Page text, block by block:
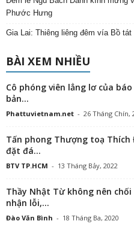
Phước Hưng
Gia Lai: Thiêng liêng đêm vía Bồ
BÀI XEM NHIỀU
Cô phóng viên lẳng lơ của
bản...
Phattuvietnam.net - 26 Tháng Chín,
Tấn phong Thượng toạ
đặt đá...
BTV TP.HCM - 13 Tháng Bảy, 2022
Thầy Nhật Từ không nên
nhận lỗi,...
Đào Văn Bình - 18 Tháng Ba, 2020